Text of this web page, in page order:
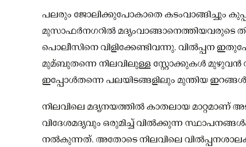
പലരും ജോലിക്കുപോകാതെ കടംവാങ്ങിച്ചും
മുസാഫർനഗറിൽ മദ്യംവാങ്ങാനെത്തിയവരുടെ
പൊലീസിനെ വിളിക്കേണ്ടിവന്നു. വിൽപ്പന
മുമ്ബുതന്നെ നിലവിലുള്ള സ്റ്റോക്കുകൾ മുഴുവൻ
ഇപ്പോൾതന്നെ പലയിടങ്ങളിലും മുന്തിയ ഇറങ്ങൾ
നിലവിലെ മദ്യനയത്തിൽ കാതലായ
വിദേശമദ്യവും ഒരുമിച്ച് വിൽക്കുന്ന
നൽകുന്നത്. അതോടെ നിലവിലെ